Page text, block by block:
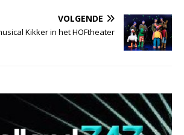
VOLGENDE
Kikker in het HOFtheater